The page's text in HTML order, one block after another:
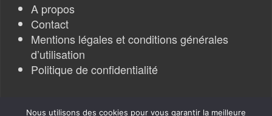
A propos
Contact
Mentions légales et conditions générales
d’utilisation
Politique de confidentialité
Nous utilisons des cookies pour vous garantir la meilleure